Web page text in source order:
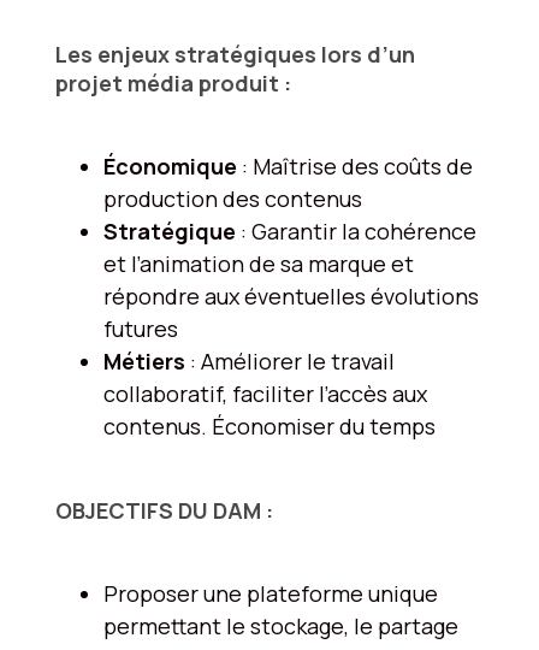
Les enjeux stratégiques lors d’un
projet média produit :
Économique : Maîtrise des coûts de
production des contenus
Stratégique : Garantir la cohérence
et l’animation de sa marque et
répondre aux éventuelles évolutions
futures
Métiers : Améliorer le travail
collaboratif, faciliter l’accès aux
contenus. Économiser du temps
OBJECTIFS DU DAM :
Proposer une plateforme unique
permettant le stockage, le partage